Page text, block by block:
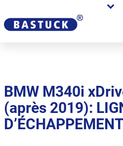
BMW M340i
(après 2019):